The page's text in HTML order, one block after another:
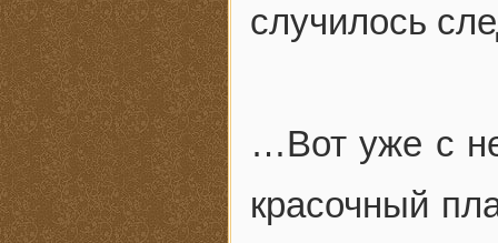
случилось
…Вот уже с
красочный